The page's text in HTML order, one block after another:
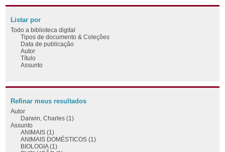
Listar por
Todo a biblioteca digital
Tipos de documento & Coleções
Data de publicação
Autor
Título
Assunto
Refinar meus resultados
Autor
Darwin, Charles (1)
Assunto
ANIMAIS (1)
ANIMAIS DOMÉSTICOS (1)
BIOLOGIA (1)